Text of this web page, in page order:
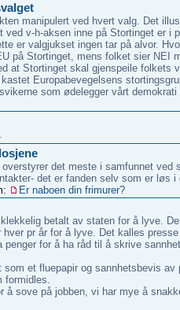
manipulert ved hvert valg. Det
ved v-h-aksen inne på Stortinget er i
er valgjukset ingen tar på alvor.
på Stortinget, mens folket sier NEI
at Stortinget skal gjenspeile folkets
Europabevegelsens
som ødelegger vårt
overstyrer det meste i samfunnet ved
det er fanden selv som er løs i
Er naboen din frimurer?
betalt av staten for å lyve.
hver pr år for å lyve. Det kalles
penger for å ha råd til å skrive
som et fluepapir og sannhetsbevis av
formidles.
å sove på jobben, vi har mye å